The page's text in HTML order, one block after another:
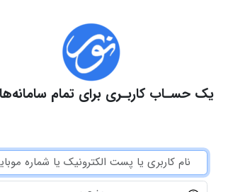
یک حسـاب کاربـری برای تمام